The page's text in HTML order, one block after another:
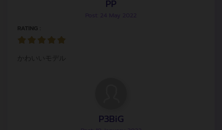
PP
RATING :
かわいいモデル
P3BiG